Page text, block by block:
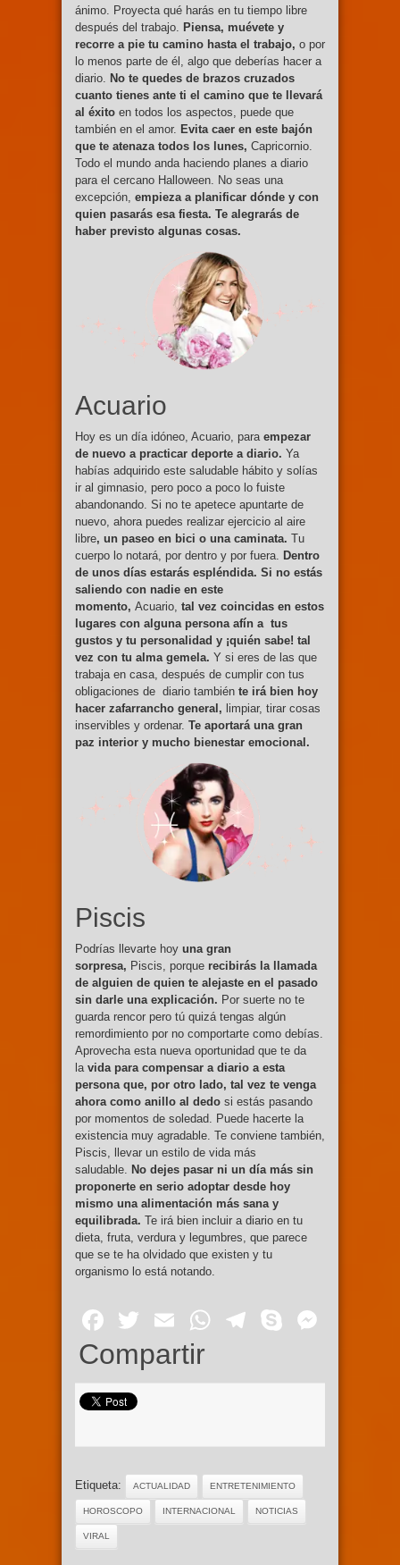
ánimo. Proyecta qué harás en tu tiempo libre
después del trabajo.
Piensa, muévete y
recorre a pie tu camino hasta el trabajo, o por
lo menos parte de él, algo que deberías hacer a
diario.
No te quedes de brazos cruzados
cuanto tienes ante ti el camino que te llevará
al éxito en todos los aspectos, puede que
también en el amor. Evita caer en este bajón
que te atenaza todos los lunes, Capricornio.
Todo el mundo anda haciendo planes a diario
para el cercano Halloween. No seas una
excepción, empieza a planificar dónde y con
quien pasarás esa fiesta. Te alegrarás de
haber previsto algunas cosas.
Acuario
Hoy es un día idóneo, Acuario, para empezar
de nuevo a practicar deporte a diario. Ya
habías adquirido este saludable hábito y solías
ir al gimnasio, pero poco a poco lo fuiste
abandonando. Si no te apetece apuntarte de
nuevo, ahora puedes realizar ejercicio al aire
libre, un paseo en bici o una caminata. Tu
cuerpo lo notará, por dentro y por fuera. Dentro
de unos días estarás espléndida. Si no estás
saliendo con nadie en este
momento, Acuario, tal vez coincidas en estos
lugares con alguna persona afín a tus
gustos y tu personalidad y ¡quién sabe! tal
vez con tu alma gemela. Y si eres de las que
trabaja en casa, después de cumplir con tus
obligaciones de diario también te irá bien hoy
hacer zafarrancho general, limpiar, tirar cosas
inservibles y ordenar. Te aportará una gran
paz interior y mucho bienestar emocional.
Piscis
Podrías llevarte hoy una gran
sorpresa, Piscis, porque recibirás la llamada
de alguien de quien te alejaste en el pasado
sin darle una explicación. Por suerte no te
guarda rencor pero tú quizá tengas algún
remordimiento por no comportarte como debías.
Aprovecha esta nueva oportunidad que te da
lavida para compensar a diario a esta
persona que, por otro lado, tal vez te venga
ahora como anillo al dedo si estás pasando
por momentos de soledad. Puede hacerte la
existencia muy agradable. Te conviene también,
Piscis, llevar un estilo de vida más
saludable. No dejes pasar ni un día más sin
proponerte en serio adoptar desde hoy
mismo una alimentación más sana y
equilibrada. Te irá bien incluir a diario en tu
dieta, fruta, verdura y legumbres, que parece
que se te ha olvidado que existen y tu
organismo lo está notando.
Facebook
Twitter
EmailWhatsApp
Telegram
Skype
Compartir
Etiqueta: ACTUALIDAD ENTRETENIMIENTO
HOROSCOPO INTERNACIONAL NOTICIAS
VIRAL